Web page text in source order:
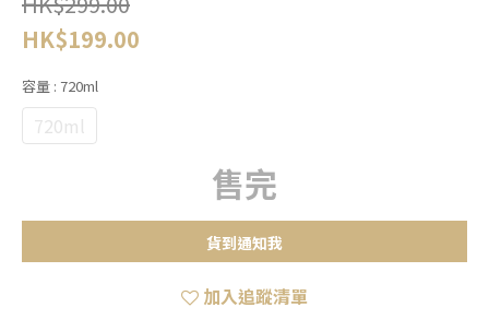
HK$199.00
容量 : 720ml
720ml
售完
貨到通知我
加入追蹤清單